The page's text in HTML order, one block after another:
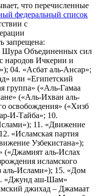
что перечисленные
федеральный список
с
запрещена:
Объединенных сил
народов Ичкерии и
04. «Асбат аль-Ансар»;
или «Египетский
группа» («Аль-Гамаа
(«Аль-Ихван аль-
освобождения» («Хизб
И-Тайба»; 10.
11. «Движение
партия
Узбекистана»);
(«Джамият аль-Ислах
исламского
аль-Ислами»); 15. «Дом
«Джунд аш-Шам»
джихад – Джамаат